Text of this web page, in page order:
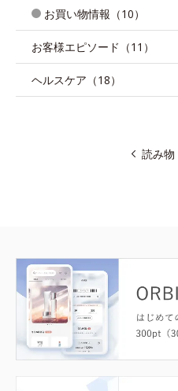
お買い物情報（10）
お客様エピソード（11）
ヘルスケア（18）
読み物